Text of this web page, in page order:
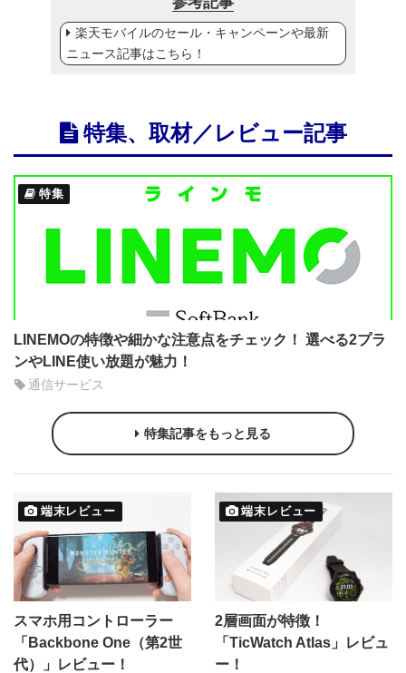
楽天モバイルのセール・キャンペーンや最新
ニュース記事はこちら！
特集、取材／レビュー記事
特集
LINEMOの特徴や細かな注意点をチェック！ 選べる2プラ
ンやLINE使い放題が魅力！
通信サービス
特集記事をもっと見る
端末レビュー
スマホ用コントローラー
「Backbone One（第2世
代）」レビュー！
端末レビュー
2層画面が特徴！
「TicWatch Atlas」レビュ
ー！